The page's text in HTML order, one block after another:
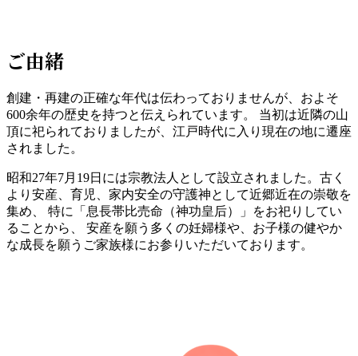
ご由緒
創建・再建の正確な年代は伝わっておりませんが、およそ
600余年の歴史を持つと伝えられています。 当初は近隣の山
頂に祀られておりましたが、江戸時代に入り現在の地に遷座
されました。
昭和27年7月19日には宗教法人として設立されました。古く
より安産、育児、家内安全の守護神として近郷近在の崇敬を
集め、 特に「息長帯比売命（神功皇后）」をお祀りしてい
ることから、 安産を願う多くの妊婦様や、お子様の健やか
な成長を願うご家族様にお参りいただいております。